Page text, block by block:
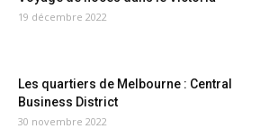
19 décembre 2022
Les quartiers de Melbourne : Central
Business District
30 novembre 2022